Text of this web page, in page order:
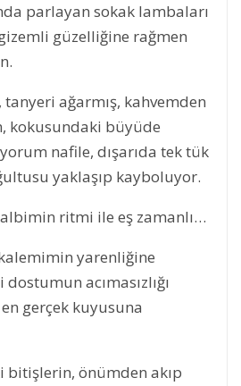
parlayan sokak lambaları
güzelliğine rağmen
tanyeri ağarmış, kahvemden
kokusundaki büyüde
nafile, dışarıda tek tük
yaklaşıp kayboluyor.
ritmi ile eş zamanlı…
yarenliğine
dostumun acımasızlığı
gerçek kuyusuna
bitişlerin, önümden akıp